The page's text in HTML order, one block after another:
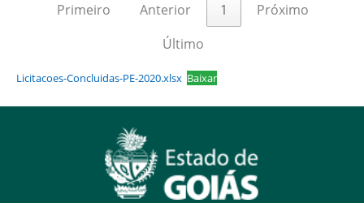
Primeiro
Anterior 1
Próximo
Último
Licitacoes-Concluidas-PE-2020.xlsx Baixar